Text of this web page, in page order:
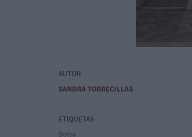
AUTOR
SANDRA TORRECILLAS
ETIQUETAS
Bolsa